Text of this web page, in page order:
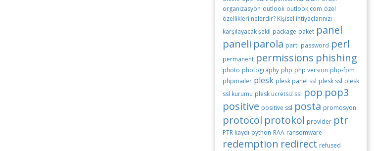
organizasyon outlook outlook.com özel
özellikleri nelerdir? Kişisel ihtiyaçlarınızı
karşılayacak şekil package paket panel
paneli parola parti password perl
permanent permissions phishing
photo photography php php version php-fpm
phpmailer plesk plesk panel ssl plesk ssl plesk
ssl kurumu plesk ucretsiz ssl pop pop3
positive positive ssl posta promosyon
protocol protokol provider ptr
PTR kaydı python RAA ransomware
redemption redirect refused